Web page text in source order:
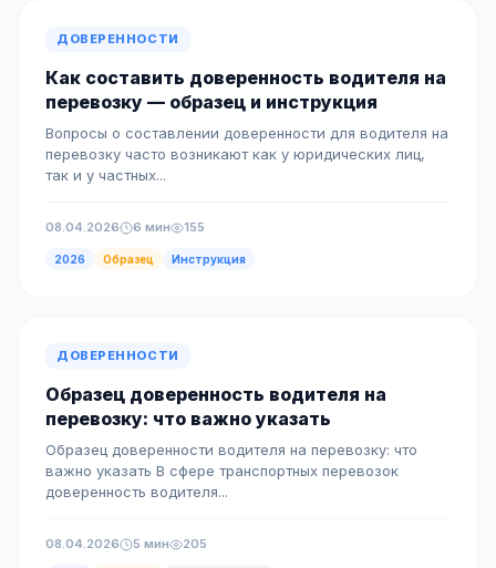
ДОВЕРЕННОСТИ
Как составить доверенность водителя на
перевозку — образец и инструкция
Вопросы о составлении доверенности для водителя на
перевозку часто возникают как у юридических лиц,
так и у частных...
08.04.2026 6 мин 155
2026 Образец Инструкция
ДОВЕРЕННОСТИ
Образец доверенность водителя на
перевозку: что важно указать
Образец доверенности водителя на перевозку: что
важно указать В сфере транспортных перевозок
доверенность водителя...
08.04.2026 5 мин 205